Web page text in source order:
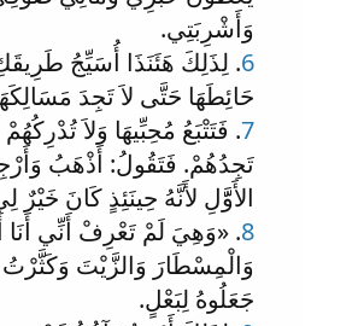
وَأَشْرِبَتِي.
6. لِذَلِكَ هَئَنَذَا أُسَيِّجُ
حَائِطَهَا حَتَّى لاَ تَجِدَ
7. فَتَتْبَعُ مُحِبِّيهَا وَلاَ
تَجِدُهُمْ. فَتَقُولُ: أَذْهَبُ
الأَوَّّلِ لأَنَّهُ حِينَئِذٍ كَانَ خَيْرٌ
8. «وَهِيَ لَمْ تَعْرِفْ أَنِّي أَنَا
وَالْمِسْطَارَ وَالزَّيْتَ وَكَثَّرْتُ
جَعَلُوهُ لِبَعْلٍ.